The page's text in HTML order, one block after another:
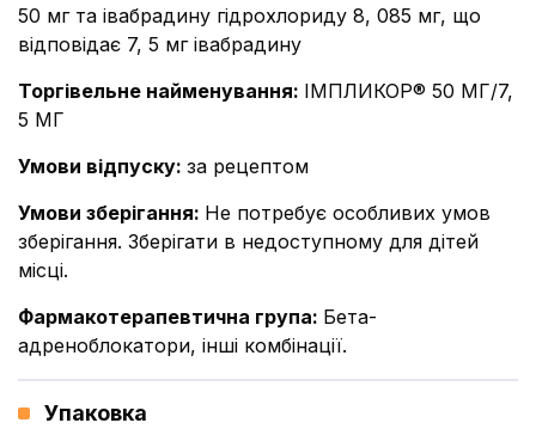
50 мг та івабрадину гідрохлориду 8, 085 мг, що
відповідає 7, 5 мг івабрадину
Торгівельне найменування: ІМПЛИКОР® 50 МГ/7,
5 МГ
Умови відпуску: за рецептом
Умови зберігання: Не потребує особливих умов
зберігання. Зберігати в недоступному для дітей
місці.
Фармакотерапевтична група: Бета-
адреноблокатори, інші комбінації.
Упаковка